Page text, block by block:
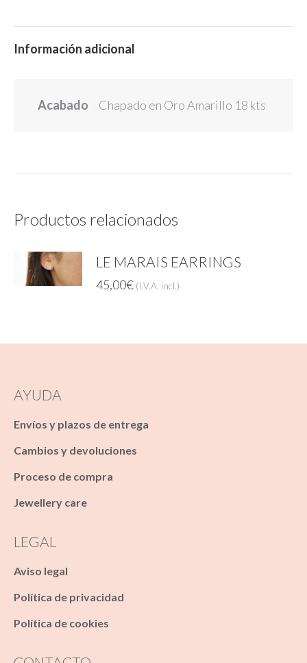
Información adicional
Acabado Chapado en Oro Amarillo 18 kts
Productos relacionados
LE MARAIS EARRINGS
45,00€ (I.V.A. incl.)
AYUDA
Envíos y plazos de entrega
Cambios y devoluciones
Proceso de compra
Jewellery care
LEGAL
Aviso legal
Política de privacidad
Política de cookies